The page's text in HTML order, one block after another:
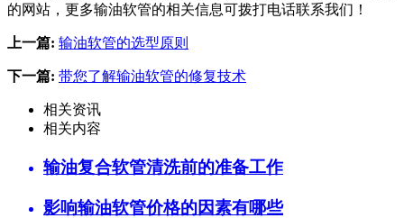
的网站，更多输油软管的相关信息可拨打电话联系我们！
上一篇: 输油软管的选型原则
下一篇: 带您了解输油软管的修复技术
相关资讯
相关内容
输油复合软管清洗前的准备工作
影响输油软管价格的因素有哪些